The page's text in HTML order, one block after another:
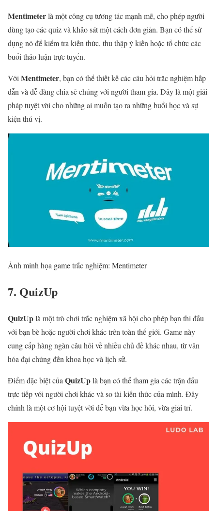
Mentimeterlà một công cụ tương tác mạnh mẽ, cho phép người
dùng tạo các quiz và khảo sát một cách đơn giản. Bạn có thể sử
dụng nó để kiểm tra kiến thức, thu thập ý kiến hoặc tổ chức các
buổi thảo luận trực tuyến.
Với Mentimeter, bạn có thể thiết kế các câu hỏi trắc nghiệm hấp
dẫn và dễ dàng chia sẻ chúng với người tham gia. Đây là một giải
pháp tuyệt vời cho những ai muốn tạo ra những buổi học và sự
kiện thú vị.
Ảnh minh họa game trắc nghiệm: Mentimeter
7. QuizUp
QuizUplà một trò chơi trắc nghiệm xã hội cho phép bạn thi đấu
với bạn bè hoặc người chơi khác trên toàn thế giới. Game này
cung cấp hàng ngàn câu hỏi về nhiều chủ đề khác nhau, từ văn
hóa đại chúng đến khoa học và lịch sử.
Điểm đặc biệt củaQuizUplà bạn có thể tham gia các trận đấu
trực tiếp với người chơi khác và so tài kiến thức của mình. Đây
chính là một cơ hội tuyệt vời để bạn vừa học hỏi, vừa giải trí.